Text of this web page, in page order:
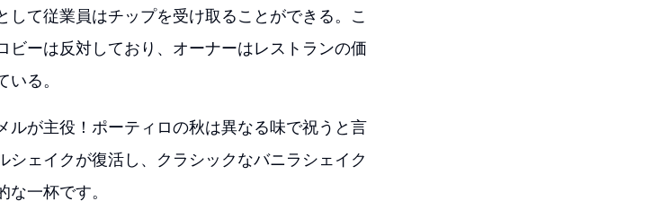
て従業員はチップを受け取ることができる。こ
ビーは反対しており、オーナーはレストランの価
る。
ルが主役！ポーティロの秋は異なる味で祝うと言
シェイクが復活し、クラシックなバニラシェイク
一杯です。